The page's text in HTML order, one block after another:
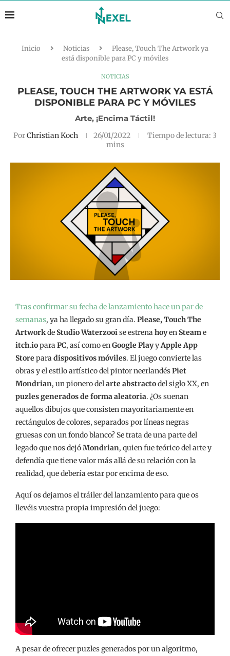
Inicio Noticias
Please, Touch The Artwork ya
está disponible para PC y móviles
NOTICIAS
PLEASE, TOUCH THE ARTWORK YA ESTÁ
DISPONIBLE PARA PC Y MÓVILES
Arte, ¡encima Táctil!
PorChristian Koch 26/01/2022
Tras confirmar su fecha de lanzamiento hace un par de
semanas, ya ha llegado su gran día. Please, Touch The
ArtworkdeStudio Waterzooise estrenahoyenSteame
itch.ioparaPC, así como enGoogle PlayyApple App
Store paradispositivos móviles. El juego convierte las
obras y el estilo artístico del pintor neerlandésPiet
Mondrian, un pionero delarte abstractodel siglo XX, en
puzles generados de forma aleatoria. ¿Os suenan
aquellos dibujos que consisten mayoritariamente en
rectángulos de colores, separados por líneas negras
gruesas con un fondo blanco? Se trata de una parte del
legado que nos dejóMondrian, quien fue teórico del arte y
defendía que tiene valor más allá de su relación con la
realidad, que debería estar por encima de eso.
Aquí os dejamos el tráiler del lanzamiento para que os
llevéis vuestra propia impresión del juego:
A pesar de ofrecer puzles generados por un algoritmo,